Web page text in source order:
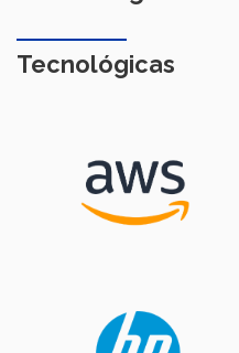
Tecnológicas